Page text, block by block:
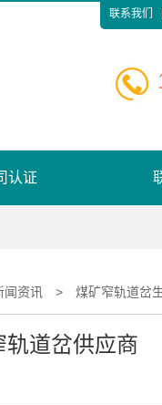
联系我们
认证
闻资讯 > 煤矿窄轨道岔生产厂家_宁
道岔供应商